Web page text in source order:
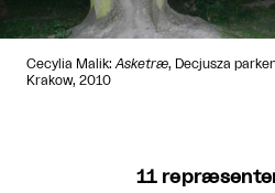
Cecylia Malik: Asketræ, Decjusza
Krakow, 2010
11